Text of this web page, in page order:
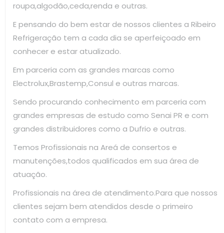
roupa,algodão,ceda,renda e outras.
E pensando do bem estar de nossos clientes a Ribeiro
Refrigeração tem a cada dia se aperfeiçoado em
conhecer e estar atualizado.
Em parceria com as grandes marcas como
Electrolux,Brastemp,Consul e outras marcas.
Sendo procurando conhecimento em parceria com
grandes empresas de estudo como Senai PR e com
grandes distribuidores como a Dufrio e outras.
Temos Profissionais na Areá de consertos e
manutenções,todos qualificados em sua área de
atuação.
Profissionais na área de atendimento.Para que nossos
clientes sejam bem atendidos desde o primeiro
contato com a empresa.